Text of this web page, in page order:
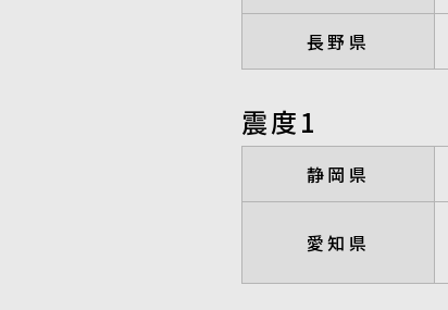
長野県
震度1
静岡県
愛知県